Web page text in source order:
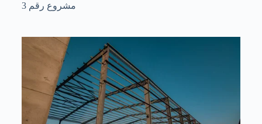
مشروع رقم 3